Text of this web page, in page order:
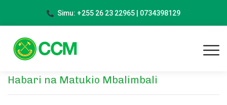
Simu: +255 26 23 22965 | 0734398129
Habari na Matukio Mbalimbali